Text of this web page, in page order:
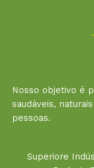
Nosso objetivo é
saudáveis,
pessoas.
Superiore